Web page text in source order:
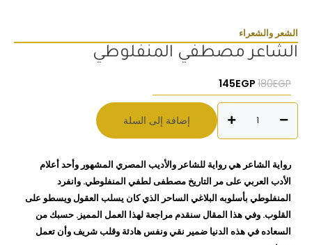
الشعر والشعراء
الشاعر مصطفي المنفلوطي
180EGP السعر الأصلي هو: 180EGP.
145EGP السعر الحالي هو: 145EGP.
الشاعر
مصطفي
المنفلوطي
إضافة إلى السلة
رواية الشاعر هي رواية للشاعر والأديب المصري المشهور وأحد أعلام
الأدب العربي على مر التاريخ مصطفى لطفي المنفلوطي. وانفرد
المنفلوطي بأسلوبه البلاغي الساحر الذي كان يسلب العقول ويسطو على
القلوب. وفي هذا المقال سنقدم مراجعة لهذا العمل المميز. حسبك من
السعاده في هذه الدنيا ضمير نقي ونفس هادئة وقلب شريف وأن تعمل